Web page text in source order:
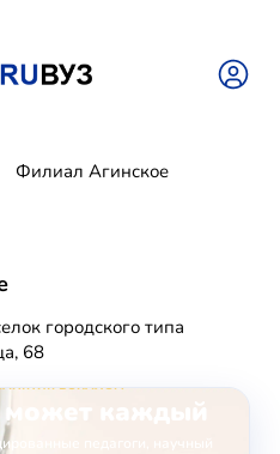
Филиал Агинское
городского типа
68
ВОКАЛОМ
каждый
педагоги, научный